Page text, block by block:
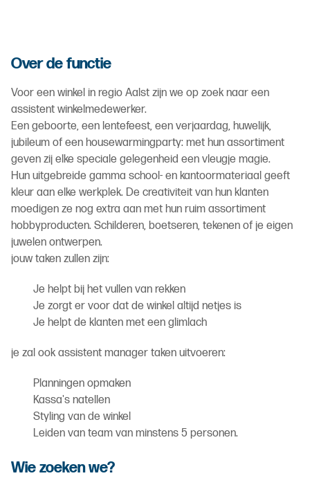
Over de functie
Voor een winkel in regio Aalst zijn we op zoek naar een
assistent winkelmedewerker.
Een geboorte, een lentefeest, een verjaardag, huwelijk,
jubileum of een housewarmingparty: met hun assortiment
geven zij elke speciale gelegenheid een vleugje magie.
Hun uitgebreide gamma school- en kantoormateriaal geeft
kleur aan elke werkplek. De creativiteit van hun klanten
moedigen ze nog extra aan met hun ruim assortiment
hobbyproducten. Schilderen, boetseren, tekenen of je eigen
juwelen ontwerpen.
jouw taken zullen zijn:
Je helpt bij het vullen van rekken
Je zorgt er voor dat de winkel altijd netjes is
Je helpt de klanten met een glimlach
je zal ook assistent manager taken uitvoeren:
Planningen opmaken
Kassa's natellen
Styling van de winkel
Leiden van team van minstens 5 personen.
Wie zoeken we?